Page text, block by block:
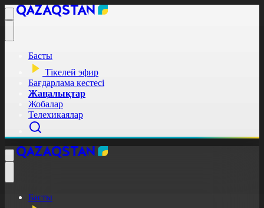
Басты
Тікелей эфир
Бағдарлама кестесі
Жаңалықтар
Жобалар
Телехикаялар
Басты